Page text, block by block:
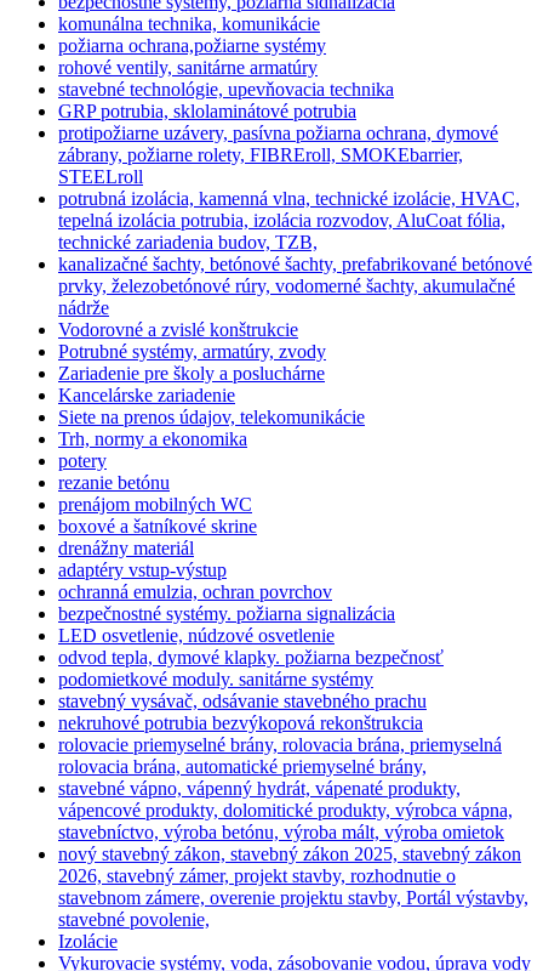
komunálna technika, komunikácie
požiarna ochrana,požiarne systémy
rohové ventily, sanitárne armatúry
stavebné technológie, upevňovacia technika
GRP potrubia, sklolaminátové potrubia
protipožiarne uzávery, pasívna požiarna ochrana, dymové
zábrany, požiarne rolety, FIBREroll, SMOKEbarrier,
STEELroll
potrubná izolácia, kamenná vlna, technické izolácie, HVAC,
tepelná izolácia potrubia, izolácia rozvodov, AluCoat fólia,
technické zariadenia budov, TZB,
kanalizačné šachty, betónové šachty, prefabrikované betónové
prvky, železobetónové rúry, vodomerné šachty, akumulačné
nádrže
Vodorovné a zvislé konštrukcie
Potrubné systémy, armatúry, zvody
Zariadenie pre školy a posluchárne
Kancelárske zariadenie
Siete na prenos údajov, telekomunikácie
Trh, normy a ekonomika
potery
rezanie betónu
prenájom mobilných WC
boxové a šatníkové skrine
drenážny materiál
adaptéry vstup-výstup
ochranná emulzia, ochran povrchov
bezpečnostné systémy. požiarna signalizácia
LED osvetlenie, núdzové osvetlenie
odvod tepla, dymové klapky. požiarna bezpečnosť
podomietkové moduly. sanitárne systémy
stavebný vysávač, odsávanie stavebného prachu
nekruhové potrubia bezvýkopová rekonštrukcia
rolovacie priemyselné brány, rolovacia brána, priemyselná
rolovacia brána, automatické priemyselné brány,
stavebné vápno, vápenný hydrát, vápenaté produkty,
vápencové produkty, dolomitické produkty, výrobca vápna,
stavebníctvo, výroba betónu, výroba mált, výroba omietok
nový stavebný zákon, stavebný zákon 2025, stavebný zákon
2026, stavebný zámer, projekt stavby, rozhodnutie o
stavebnom zámere, overenie projektu stavby, Portál výstavby,
stavebné povolenie,
Izolácie
Vykurovacie systémy, voda, zásobovanie vodou, úprava vody